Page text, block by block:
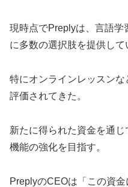
現時点でPreplyは、言語学
に多数の選択肢を提供して
特にオンラインレッスン
評価されてきた。
新たに得られた資金を通
機能の強化を目指す。
PreplyのCEOは「この資